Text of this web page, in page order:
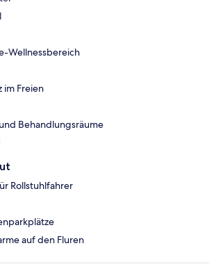
Wellnessbereich
im Freien
Behandlungsräume
Rollstuhlfahrer
auf den Fluren